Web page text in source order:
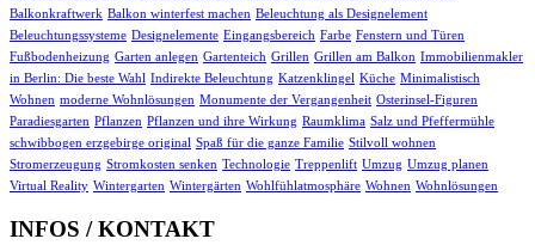
Balkonkraftwerk Balkon winterfest machen Beleuchtung als Designelement
Beleuchtungssysteme Designelemente Eingangsbereich Farbe Fenstern und Türen
Fußbodenheizung Garten anlegen Gartenteich Grillen Grillen am Balkon Immobilienmakler
in Berlin: Die beste Wahl Indirekte Beleuchtung Katzenklingel Küche Minimalistisch
Wohnen moderne Wohnlösungen Monumente der Vergangenheit Osterinsel-Figuren
Paradiesgarten Pflanzen Pflanzen und ihre Wirkung Raumklima Salz und Pfeffermühle
schwibbogen erzgebirge original Spaß für die ganze Familie Stilvoll wohnen
Stromerzeugung Stromkosten senken Technologie Treppenlift Umzug Umzug planen
Virtual Reality Wintergarten Wintergärten Wohlfühlatmosphäre Wohnen Wohnlösungen
INFOS / KONTAKT